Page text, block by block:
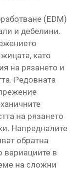
(EDM)
и дебелини.
като
на рязането и
Редовната
на рязането
Напредналите
обратна
вариациите в
на сложни